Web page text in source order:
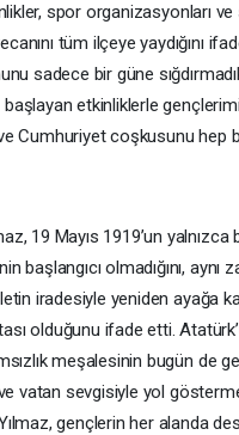
spor organizasyonları
tüm ilçeye yaydığını
sadece bir güne
etkinliklerle
Cumhuriyet coşkusunu hep
19 Mayıs 1919’un yalnızca
başlangıcı olmadığını, aynı
iradesiyle yeniden ayağa
olduğunu ifade etti.
meşalesinin bugün de
ve vatan sevgisiyle yol
gençlerin her alanda